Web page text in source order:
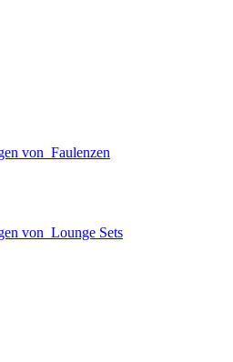
von Faulenzen
von Lounge Sets